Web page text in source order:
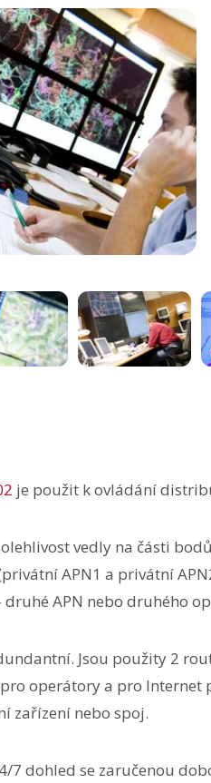
je použit k ovládání
vedly na části
APN1 a privátní
APN nebo druhého
Jsou použity 2
operátory a pro
zařízení nebo spoj.
7 dohled se zaručenou